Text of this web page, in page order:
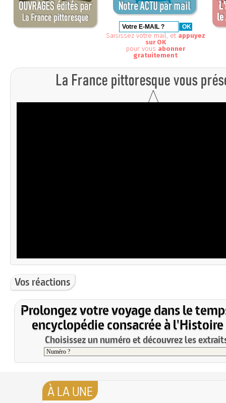
Saisissez votre mail, et appuyez
sur OK
pour vous abonner
gratuitement
Vos réactions
Prolongez votre voyage dans le
encyclopédie consacrée à l'Histoire
Choisissez un numéro et découvrez les
À LA UNE